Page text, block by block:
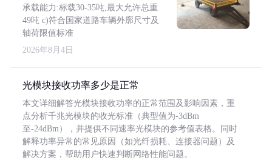
承载能力:标载30-35吨,最大允许总重
49吨 c)符合国家道路车辆外廓尺寸及
轴荷限值标准
2026年8月4日
光模块接收功率多少是正常
本文详细解答光模块接收功率的正常范围及影响因素，重
点分析千兆光模块的收光标准（典型值为-3dBm
至-24dBm），并提供不同速率光模块的参考值表格。同时
解释功率异常的常见原因（如光纤损耗、连接器问题）及
解决方案，帮助用户快速判断网络性能问题。